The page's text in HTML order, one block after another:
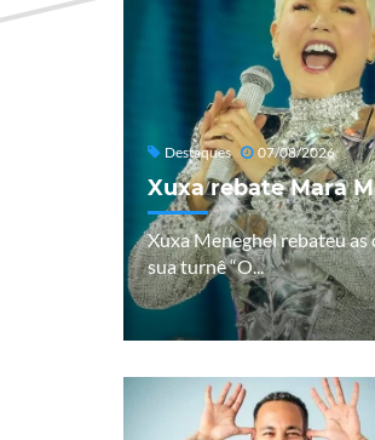
Destaques 07/08/2026
Xuxa rebate Mara
Xuxa Meneghel rebateu
sua turnê “O...